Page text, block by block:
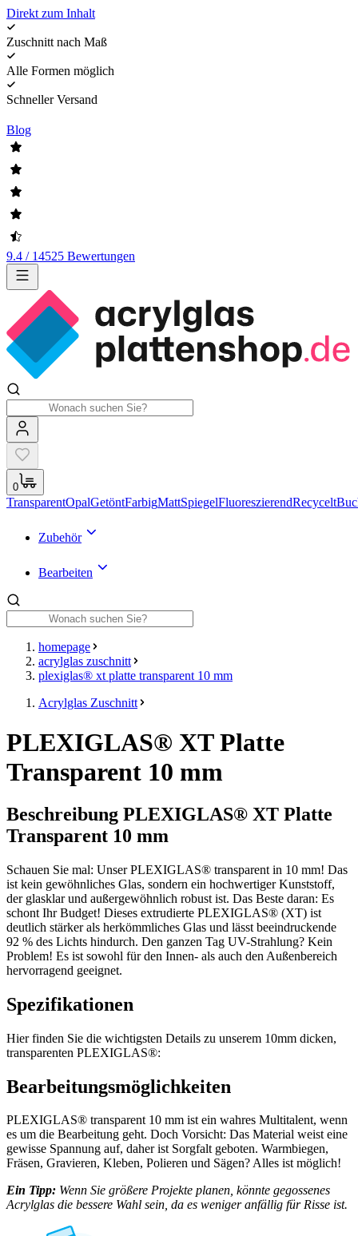
Direkt zum Inhalt
Zuschnitt nach Maß
Alle Formen möglich
Schneller Versand
Blog
9.4 / 14525 Bewertungen
0
TransparentOpalGetöntFarbigMattSpiegelFluoreszierendRecycelt
Zubehör
Bearbeiten
homepage
acrylglas zuschnitt
plexiglas® xt platte transparent 10 mm
Acrylglas Zuschnitt
PLEXIGLAS® XT Platte
Transparent 10 mm
Beschreibung PLEXIGLAS® XT Platte
Transparent 10 mm
Schauen Sie mal: Unser PLEXIGLAS® transparent in 10 mm! Das
ist kein gewöhnliches Glas, sondern ein hochwertiger Kunststoff,
der glasklar und außergewöhnlich robust ist. Das Beste daran: Es
schont Ihr Budget! Dieses extrudierte PLEXIGLAS® (XT) ist
deutlich stärker als herkömmliches Glas und lässt beeindruckende
92 % des Lichts hindurch. Den ganzen Tag UV-Strahlung? Kein
Problem! Es ist sowohl für den Innen- als auch den Außenbereich
hervorragend geeignet.
Spezifikationen
Hier finden Sie die wichtigsten Details zu unserem 10mm dicken,
transparenten PLEXIGLAS®:
Bearbeitungsmöglichkeiten
PLEXIGLAS® transparent 10 mm ist ein wahres Multitalent, wenn
es um die Bearbeitung geht. Doch Vorsicht: Das Material weist eine
gewisse Spannung auf, daher ist Sorgfalt geboten. Warmbiegen,
Fräsen, Gravieren, Kleben, Polieren und Sägen? Alles ist möglich!
Ein Tipp: Wenn Sie größere Projekte planen, könnte gegossenes
Acrylglas die bessere Wahl sein, da es weniger anfällig für Risse ist.